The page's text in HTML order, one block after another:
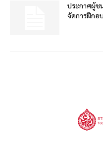
ประกาศผู้ชน
จัดการฝึกอ